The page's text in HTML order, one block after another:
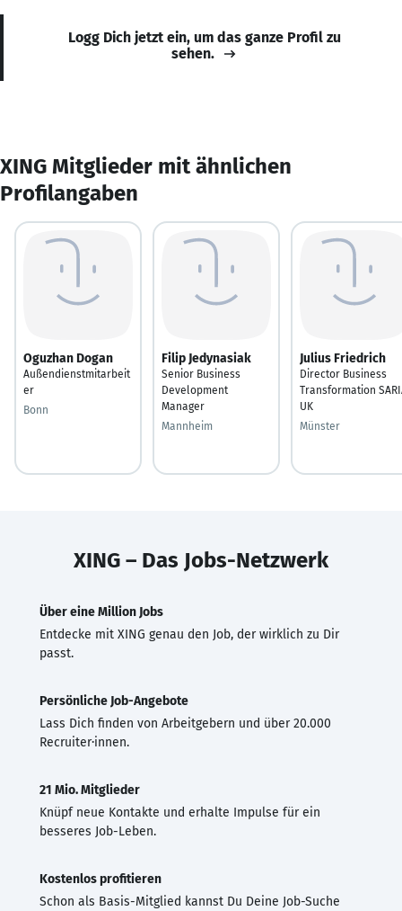
Logg Dich jetzt ein, um das ganze Profil zu
sehen.
XING Mitglieder mit ähnlichen
Profilangaben
Oguzhan Dogan
Außendienstmitarbeit
er
Bonn
Filip Jedynasiak
Senior Business
Development
Manager
Mannheim
Julius Friedrich
Director Business
Transformation
UK
Münster
XING – Das Jobs-Netzwerk
Über eine Million Jobs
Entdecke mit XING genau den Job, der wirklich zu Dir
passt.
Persönliche Job-Angebote
Lass Dich finden von Arbeitgebern und über 20.000
Recruiter·innen.
21 Mio. Mitglieder
Knüpf neue Kontakte und erhalte Impulse für ein
besseres Job-Leben.
Kostenlos profitieren
Schon als Basis-Mitglied kannst Du Deine Job-Suche